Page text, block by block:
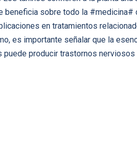
sobre todo la #medicina#
en tratamientos
es importante señalar que la
producir trastornos